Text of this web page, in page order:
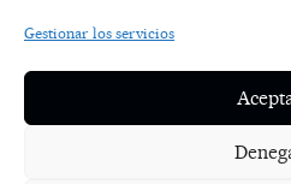
Gestionar los servicios
-
f